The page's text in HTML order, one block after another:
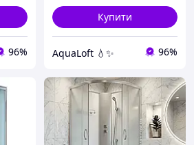
96%
Купити
AquaLoft 💧✨ 96%